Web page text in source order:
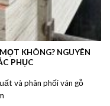
KHÔNG? NGUYÊN
PHỤC
và phân phối ván gỗ